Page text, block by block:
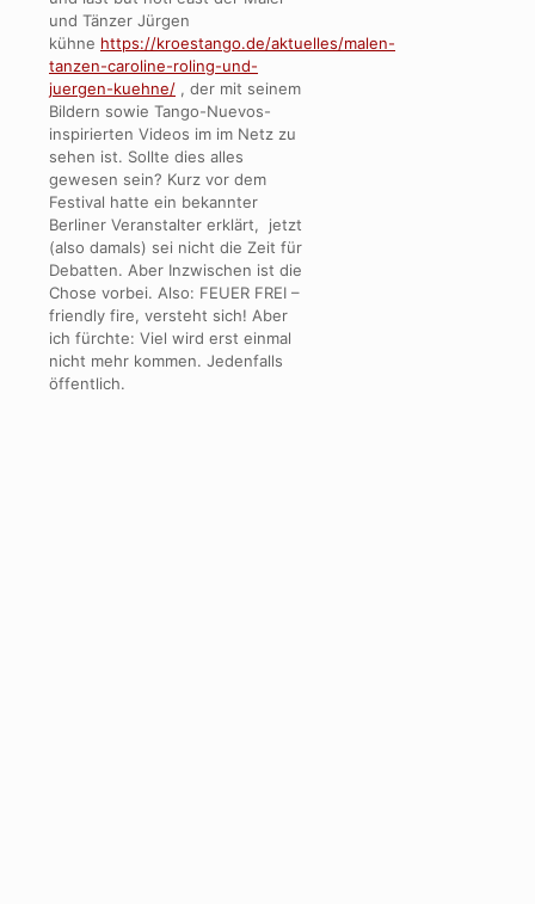
und Tänzer Jürgen
kühne https://kroestango.de/aktuelles/malen-
tanzen-caroline-roling-und-
juergen-kuehne/ , der mit seinem
Bildern sowie Tango-Nuevos-
inspirierten Videos im im Netz zu
sehen ist. Sollte dies alles
gewesen sein? Kurz vor dem
Festival hatte ein bekannter
Berliner Veranstalter erklärt, jetzt
(also damals) sei nicht die Zeit für
Debatten. Aber Inzwischen ist die
Chose vorbei. Also: FEUER FREI –
friendly fire, versteht sich! Aber
ich fürchte: Viel wird erst einmal
nicht mehr kommen. Jedenfalls
öffentlich.